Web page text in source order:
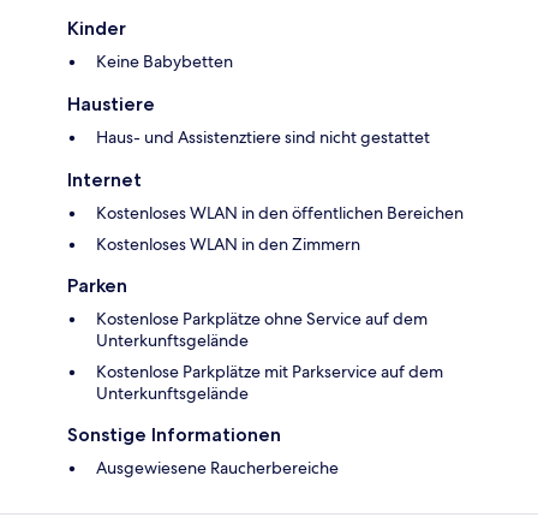
Kinder
Keine Babybetten
Haustiere
Haus- und Assistenztiere sind nicht gestattet
Internet
Kostenloses WLAN in den öffentlichen Bereichen
Kostenloses WLAN in den Zimmern
Parken
Kostenlose Parkplätze ohne Service auf dem
Unterkunftsgelände
Kostenlose Parkplätze mit Parkservice auf dem
Unterkunftsgelände
Sonstige Informationen
Ausgewiesene Raucherbereiche